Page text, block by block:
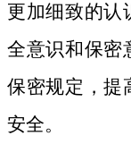
更加细致的认
全意识和保密
保密规定，提
安全。